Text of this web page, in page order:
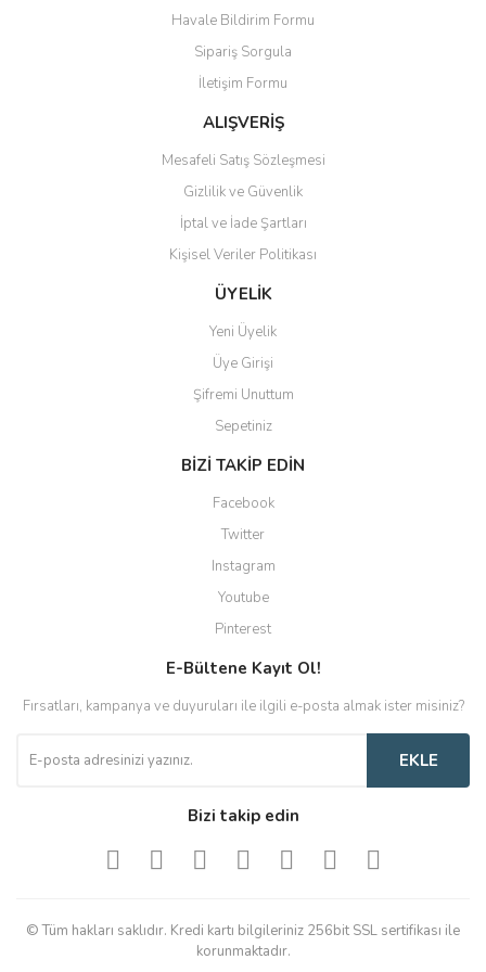
Ürün açıklamasında eksik bilgiler bulunuyor.
Ürün bilgilerinde hatalar bulunuyor.
Ürün fiyatı diğer sitelerden daha pahalı.
Bu ürüne benzer farklı alternatifler olmalı.
Gönder
Havale Bildirim Formu
Sipariş Sorgula
İletişim Formu
ALIŞVERİŞ
Mesafeli Satış Sözleşmesi
Gizlilik ve Güvenlik
İptal ve İade Şartları
Kişisel Veriler Politikası
ÜYELİK
Yeni Üyelik
Üye Girişi
Şifremi Unuttum
Sepetiniz
BİZİ TAKİP EDİN
Facebook
Twitter
Instagram
Youtube
Pinterest
E-Bültene Kayıt Ol!
Fırsatları, kampanya ve duyuruları ile ilgili e-posta almak ister misiniz?
EKLE
Bizi takip edin
© Tüm hakları saklıdır. Kredi kartı bilgileriniz 256bit SSL sertifikası ile
korunmaktadır.